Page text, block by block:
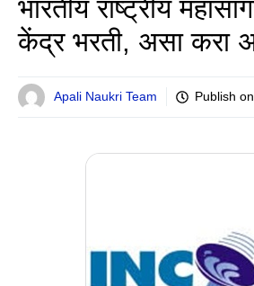
भारतीय राष्ट्रीय
केंद्र भरती, असा करा
Apali Naukri Team Publish